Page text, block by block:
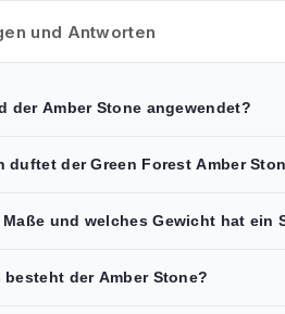
und Antworten
der Amber Stone angewendet?
duftet der Green Forest Amber
Maße und welches Gewicht hat ein
besteht der Amber Stone?